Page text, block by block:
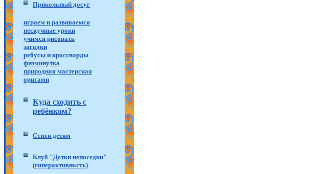
Прикольный досуг
играем и развиваемся
нескучные уроки
учимся рисовать
загадки
ребусы и кроссворды
физминутка
природная мастерская
оригами
Куда сходить с
ребёнком?
Стихи детям
Клуб "Детки непоседки"
(гиперактивность)